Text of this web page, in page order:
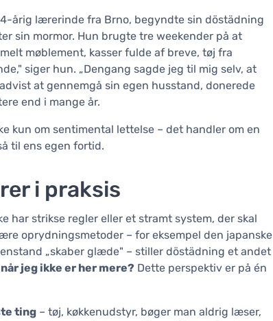
årig lærerinde fra Brno, begyndte sin döstädning
sin mormor. Hun brugte tre weekender på at
møblement, kasser fulde af breve, tøj fra
siger hun. „Dengang sagde jeg til mig selv, at
at gennemgå sin egen husstand, donerede
end i mange år.
kun om sentimental lettelse – det handler om en
til ens egen fortid.
i praksis
har strikse regler eller et stramt system, der skal
oprydningsmetoder – for eksempel den japanske
„skaber glæde" – stiller döstädning et andet
jeg ikke er her mere? Dette perspektiv er på én
ting – tøj, køkkenudstyr, bøger man aldrig læser,